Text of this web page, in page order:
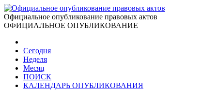
Официальное опубликование правовых актов
ОФИЦИАЛЬНОЕ ОПУБЛИКОВАНИЕ
Сегодня
Неделя
Месяц
ПОИСК
КАЛЕНДАРЬ ОПУБЛИКОВАНИЯ